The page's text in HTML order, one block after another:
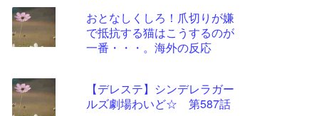
おとなしくしろ！爪切りが嫌
で抵抗する猫はこうするのが
一番・・・。海外の反応
【デレステ】シンデレラガー
ルズ劇場わいど☆ 第587話